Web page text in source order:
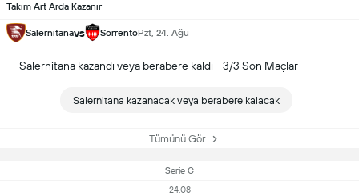
Takım Art Arda Kazanır
Salernitanavs SorrentoPzt, 24. Ağu
Salernitana kazandı veya berabere kaldı - 3/3 Son Maçlar
Salernitana kazanacak veya berabere kalacak
Tümünü Gör
Serie C
24.08